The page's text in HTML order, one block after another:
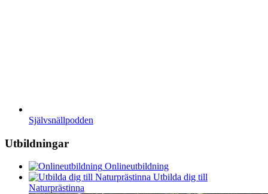
Självsnällpodden
Utbildningar
Onlineutbildning
Utbilda dig till
Naturprästinna